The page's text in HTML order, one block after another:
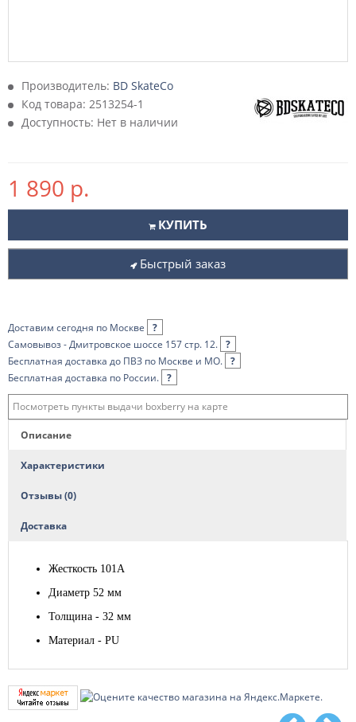
Производитель: BD SkateCo
Код товара: 2513254-1
Доступность: Нет в наличии
1 890 р.
КУПИТЬ
Быстрый заказ
Доставим сегодня по Москве
?
Самовывоз - Дмитровское шоссе 157 стр. 12. ?
Бесплатная доставка до ПВЗ по Москве и МО. ?
Бесплатная доставка по России. ?
Посмотреть пункты выдачи boxberry на карте
Описание
Характеристики
Отзывы (0)
Доставка
Жесткость 101А
Диаметр 52 мм
Толщина - 32 мм
Материал - PU